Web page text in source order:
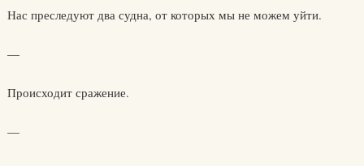
Нас преследуют два судна, от которых мы не можем уйти.
—
Происходит сражение.
—